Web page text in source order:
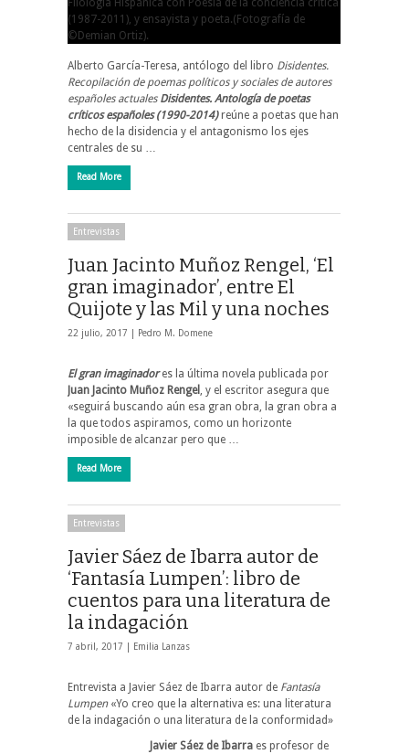
Alberto García-Teresa, antólogo del libro Disidentes.
Recopilación de poemas políticos y sociales de autores
españoles actuales Disidentes. Antología de poetas
críticos españoles (1990-2014)reúne a poetas que han
hecho de la disidencia y el antagonismo los ejes
centrales de su …
Read More
Entrevistas
Juan Jacinto Muñoz Rengel, ‘El
gran imaginador’, entre El
Quijote y las Mil y una noches
22 julio, 2017 | Pedro M. Domene
El gran imaginadores la última novela publicada por
Juan Jacinto Muñoz Rengel , y el escritor asegura que
«seguirá buscando aún esa gran obra, la gran obra a
la que todos aspiramos, como un horizonte
imposible de alcanzar pero que …
Read More
Entrevistas
Javier Sáez de Ibarra autor de
‘Fantasía Lumpen’: libro de
cuentos para una literatura de
la indagación
7 abril, 2017 | Emilia Lanzas
Entrevista a Javier Sáez de Ibarra autor de Fantasía
Lumpen«Yo creo que la alternativa es: una literatura
de la indagación o una literatura de la conformidad»
Javier Sáez de Ibarra es profesor de